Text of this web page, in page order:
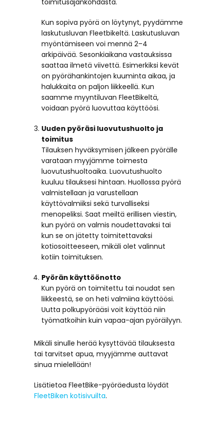
toimitusajankohdasta.
Kun sopiva pyörä on löytynyt, pyydämme
laskutusluvan Fleetbikeltä. Laskutusluvan
myöntämiseen voi mennä 2–4
arkipäivää. Sesonkiaikana vastauksissa
saattaa ilmetä viivettä. Esimerkiksi kevät
on pyörähankintojen kuuminta aikaa, ja
halukkaita on paljon liikkeellä. Kun
saamme myyntiluvan FleetBikeltä,
voidaan pyörä luovuttaa käyttöösi.
Uuden pyöräsi luovutushuolto ja
toimitus
Tilauksen hyväksymisen jälkeen pyörälle
varataan myyjämme toimesta
luovutushuoltoaika. Luovutushuolto
kuuluu tilauksesi hintaan. Huollossa pyörä
valmistellaan ja varustellaan
käyttövalmiiksi sekä turvalliseksi
menopeliksi. Saat meiltä erillisen viestin,
kun pyörä on valmis noudettavaksi tai
kun se on jätetty toimitettavaksi
kotiosoitteeseen, mikäli olet valinnut
kotiin toimituksen.
Pyörän käyttöönotto
Kun pyörä on toimitettu tai noudat sen
liikkeestä, se on heti valmiina käyttöösi.
Uutta polkupyörääsi voit käyttää niin
työmatkoihin kuin vapaa-ajan pyöräilyyn.
Mikäli sinulle herää kysyttävää tilauksesta
tai tarvitset apua, myyjämme auttavat
sinua mielellään!
Lisätietoa FleetBike-pyöräedusta löydät
FleetBiken kotisivuilta.